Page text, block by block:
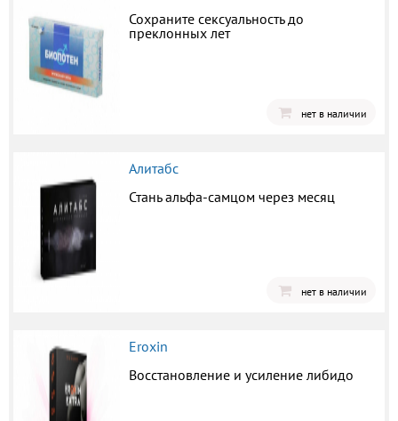
Сохраните сексуальность до
преклонных лет
нет в наличии
Алитабс
Стань альфа-самцом через месяц
нет в наличии
Eroxin
Восстановление и усиление либидо